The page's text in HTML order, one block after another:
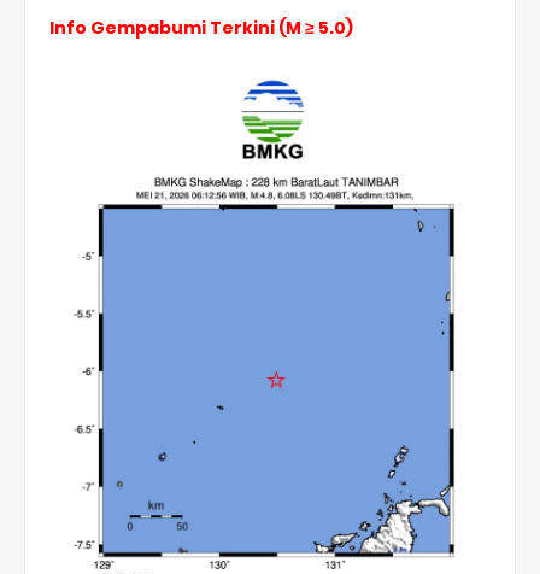
Info Gempabumi Terkini (M ≥ 5.0)